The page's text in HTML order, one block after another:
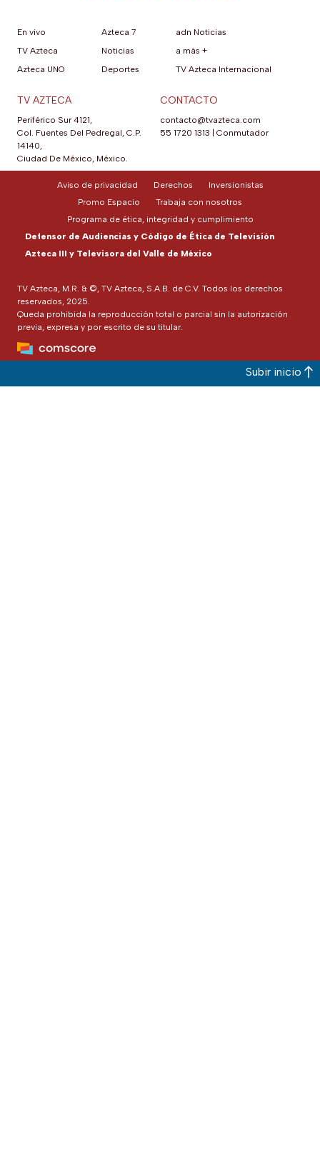
En vivo
TV Azteca
Azteca UNO
Azteca 7
Noticias
Deportes
adn Noticias
a más +
TV Azteca Internacional
TV AZTECA
Periférico Sur 4121,
Col. Fuentes Del Pedregal, C.P.
14140,
Ciudad De México, México.
CONTACTO
contacto@tvazteca.com
55 1720 1313
Conmutador
TV Azteca, M.R. & ©, TV Azteca, S.A.B. de C.V. Todos los derechos
reservados, 2025.
Queda prohibida la reproducción total o parcial sin la autorización
previa, expresa y por escrito de su titular.
Aviso de privacidad Derechos
Inversionistas
Promo Espacio
Trabaja con nosotros
Programa de ética, integridad y cumplimiento
Defensor de Audiencias y Código de Ética de Televisión
Azteca III y Televisora del Valle de México
Subir inicio